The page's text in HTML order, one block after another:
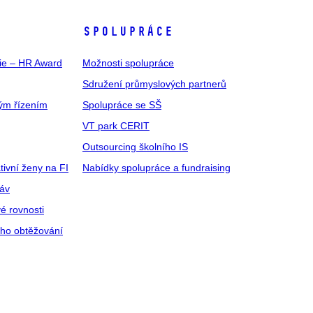
– HR Award
řízením
ženy na FI
rovnosti
obtěžování
SPOLUPRÁCE
Možnosti spolupráce
Sdružení průmyslových partnerů
Spolupráce se SŠ
VT park CERIT
Outsourcing školního IS
Nabídky spolupráce a fundraising